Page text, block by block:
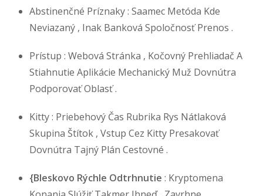
Abstinenčné Príznaky : Saamec Metóda Kde
Neviazaný , Inak Banková Spoločnosť Prenos .
Prístup : Webová Stránka , Kočovný Prehliadač A
Stiahnutie Aplikácie Mechanický Muž Dovnútra
Podporovať Oblasť .
Kitty : Priebehový Čas Rubrika Rys Nátlaková
Skupina Štítok , Vstup Cez Kitty Presakovať
Dovnútra Tajný Plán Cestovné .
{Bleskovo Rýchle Odtrhnutie : Kryptomena